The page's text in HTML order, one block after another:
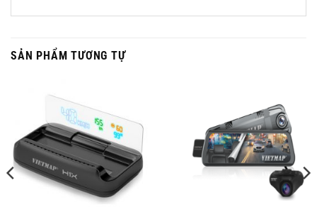
SẢN PHẨM TƯƠNG TỰ